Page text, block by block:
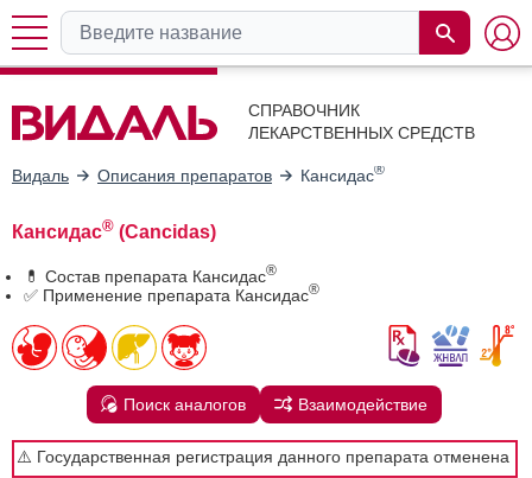
СПРАВОЧНИК
ЛЕКАРСТВЕННЫХ СРЕДСТВ
Видаль Описания препаратов Кансидас®
Кансидас® (Cancidas)
💊 Состав препарата Кансидас®
✅ Применение препарата Кансидас®
Поиск аналогов Взаимодействие
⚠️ Государственная регистрация данного препарата отменена